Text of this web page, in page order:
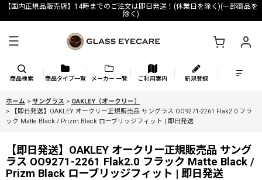
【国内正規品販売店】14時までのご注文は即日発送！(休業日を除く)(一部商品を
除く)
商品検索 商品タイプ一覧 メーカー 一覧 ご利用案内 新規登録
ホーム > サングラス > OAKLEY（オークリー）
>
【即日発送】OAKLEY オークリー正規販売品 サングラス OO9271-2261 Flak2.0 フラ
ック Matte Black / Prizm Black ローブリッジフィット | 即日発送
【即日発送】OAKLEY オークリー正規販売品 サング
ラス OO9271-2261 Flak2.0 フラック Matte Black /
Prizm Black ローブリッジフィット | 即日発送